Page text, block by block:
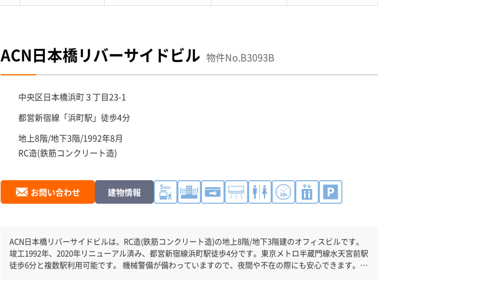
ACN日本橋リバーサイドビル 物件No.B3093B
中央区日本橋浜町３丁目23-1
都営新宿線「浜町駅 」徒歩4分
地上8階/地下3階/1992年8月
RC造(鉄筋コンクリート造)
お問い合わせ 建物情報
ACN日本橋リバーサイドビルは、RC造(鉄筋コンクリート造)の地上8階/地下3階建のオフィスビルです。
竣工1992年、2020年リニューアル済み、都営新宿線浜町駅徒歩4分です。東京メトロ半蔵門線水天宮前駅
徒歩6分と複数駅利用可能です。 機械警備が備わっていますので、夜間や不在の際にも安心できます。新